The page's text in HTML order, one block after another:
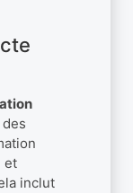
et
inclut